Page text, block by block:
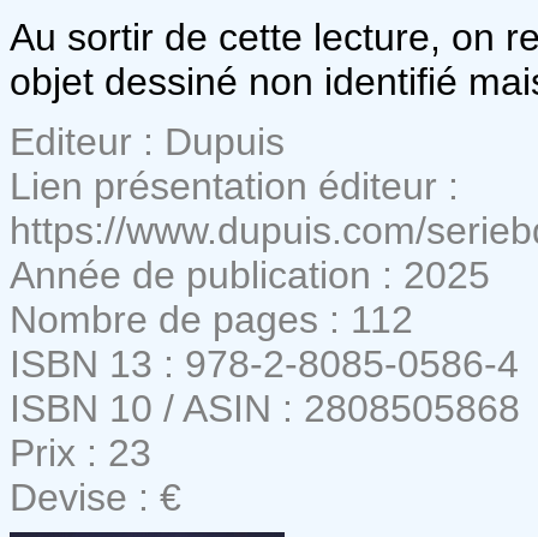
Au sortir de cette lecture, on
objet dessiné non identifié
Editeur : Dupuis
Lien présentation éditeur :
https://www.dupuis.com/
Année de publication : 2025
Nombre de pages : 112
ISBN 13 : 978-2-8085-0586-4
ISBN 10 / ASIN : 2808505868
Prix : 23
Devise : €